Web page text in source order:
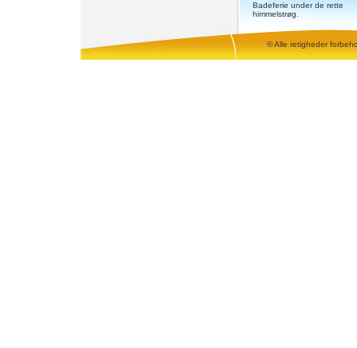
Badeferie under de rette
himmelstrøg.
© Alle retigheder